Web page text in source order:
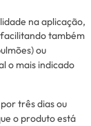
na aplicação,
também
ou
o mais indicado
três dias ou
o produto está